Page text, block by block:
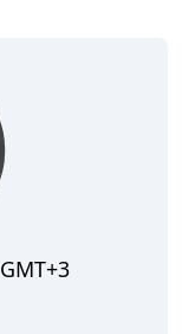
soleil
GMT+3